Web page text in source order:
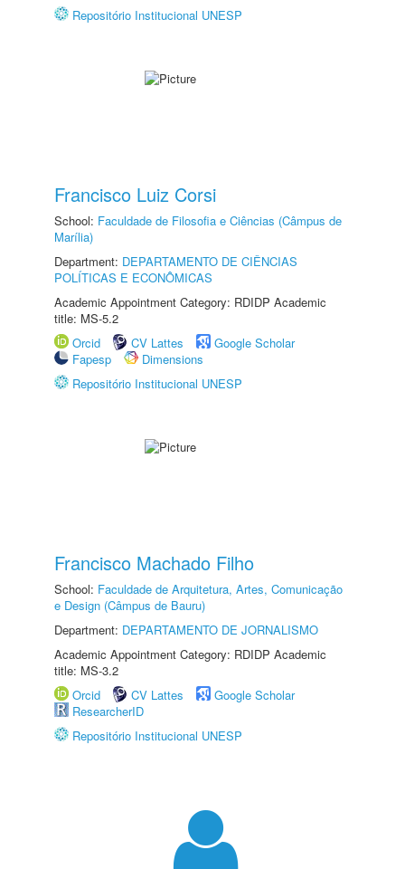
Repositório Institucional UNESP
Francisco Luiz Corsi
School: Faculdade de Filosofia e Ciências (Câmpus de
Marília)
Department: DEPARTAMENTO DE CIÊNCIAS
POLÍTICAS E ECONÔMICAS
Academic Appointment Category: RDIDP Academic
title: MS-5.2
Orcid
CV Lattes
Google Scholar
Fapesp
Dimensions
Repositório Institucional UNESP
Francisco Machado Filho
School: Faculdade de Arquitetura, Artes, Comunicação
e Design (Câmpus de Bauru)
Department: DEPARTAMENTO DE JORNALISMO
Academic Appointment Category: RDIDP Academic
title: MS-3.2
Orcid
CV Lattes
Google Scholar
ResearcherID
Repositório Institucional UNESP